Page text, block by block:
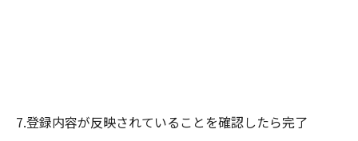
7.登録内容が反映されていることを確認したら完了